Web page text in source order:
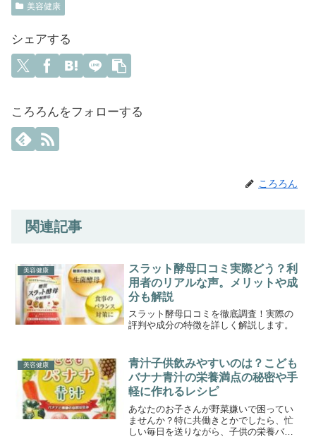
美容健康
シェアする
ころろんをフォローする
ころろん
関連記事
美容健康
スラット酵母口コミ実際どう？利
用者のリアルな声。メリットや成
分も解説
スラット酵母口コミを徹底調査！実際の
評判や成分の特徴を詳しく解説します。
美容健康
青汁子供飲みやすいのは？こども
バナナ青汁の栄養満点の秘密や手
軽に作れるレシピ
あなたのお子さんが野菜嫌いで困ってい
ませんか？特に共働きとかでしたら、忙
しい毎日を送りながら、子供の栄養バラ